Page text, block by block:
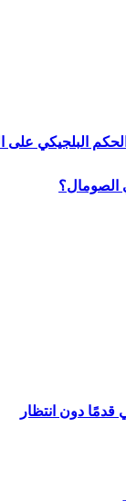
البلجيكي على